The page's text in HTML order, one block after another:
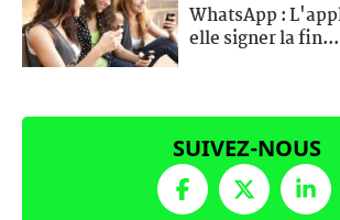
WhatsApp :
elle signer la fin...
SUIVEZ-NOUS